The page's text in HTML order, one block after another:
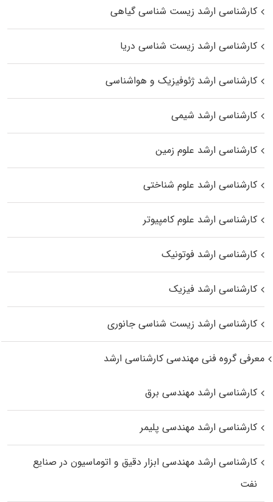
کارشناسی ارشد زیست‌ شناسی گیاهی
کارشناسی ارشد زیست‌ شناسی دریا
کارشناسی ارشد ژئوفیزیک و هواشناسی
کارشناسی ارشد شیمی
کارشناسی ارشد علوم زمین
کارشناسی ارشد علوم شناختی
کارشناسی ارشد علوم کامپیوتر
کارشناسی ارشد فوتونیک
کارشناسی ارشد فیزیک
کارشناسی ارشد زیست‌ شناسی جانوری
معرفی گروه فنی مهندسی کارشناسی ارشد
کارشناسی ارشد مهندسی برق
کارشناسی ارشد مهندسی پلیمر
کارشناسی ارشد مهندسی ابزار دقیق و اتوماسیون در صنایع
نفت